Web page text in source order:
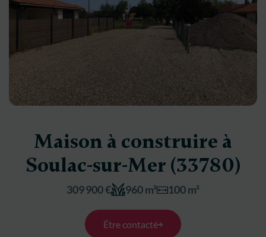
Maison à construire à
Soulac-sur-Mer (33780)
309 900 € 960 m² 100 m²
Être contacté